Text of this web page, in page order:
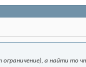
ограничение), а найти